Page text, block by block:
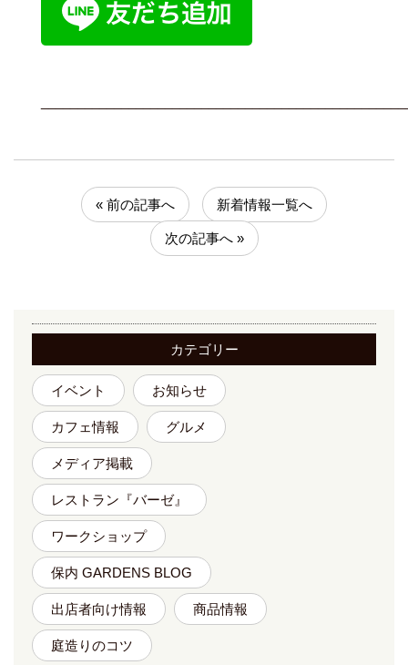
« 前の記事へ 新着情報一覧へ
次の記事へ »
カテゴリー
イベント お知らせ
カフェ情報 グルメ
メディア掲載
レストラン『バーゼ』
ワークショップ
保内 GARDENS BLOG
出店者向け情報 商品情報
庭造りのコツ